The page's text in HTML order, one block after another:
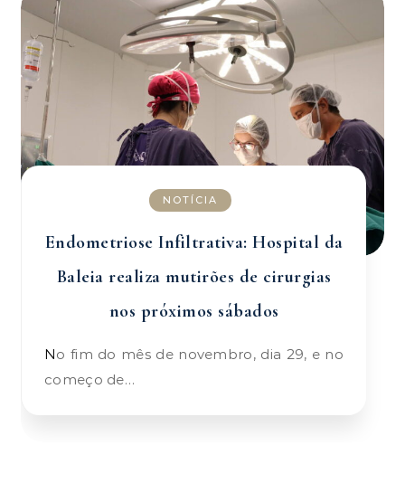
NOTÍCIA
Endometriose Infiltrativa: Hospital da
Baleia realiza mutirões de cirurgias
nos próximos sábados
No fim do mês de novembro, dia 29, e no
começo de…